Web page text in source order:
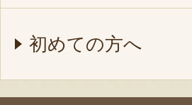
初めての方へ